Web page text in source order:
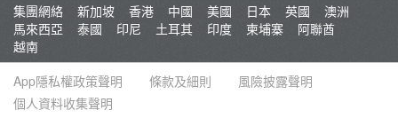
集團網絡 新加坡 香港 中國 美國 日本 英國
澳洲
馬來西亞
泰國 印尼 土耳其 印度 柬埔寨
阿聯酋
越南
App隱私權政策聲明
條款及細則
風險披露聲明
個人資料收集聲明